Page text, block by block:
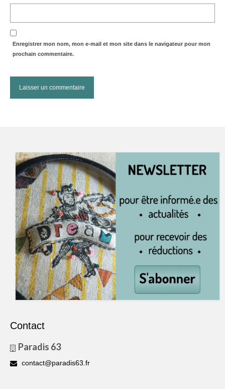
Enregistrer mon nom, mon e-mail et mon site dans le navigateur pour mon
prochain commentaire.
Contact
Paradis 63
contact@paradis63.fr